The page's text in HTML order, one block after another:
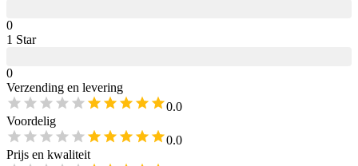
0
1 Star
0
Verzending en levering
0.0
Voordelig
0.0
Prijs en kwaliteit